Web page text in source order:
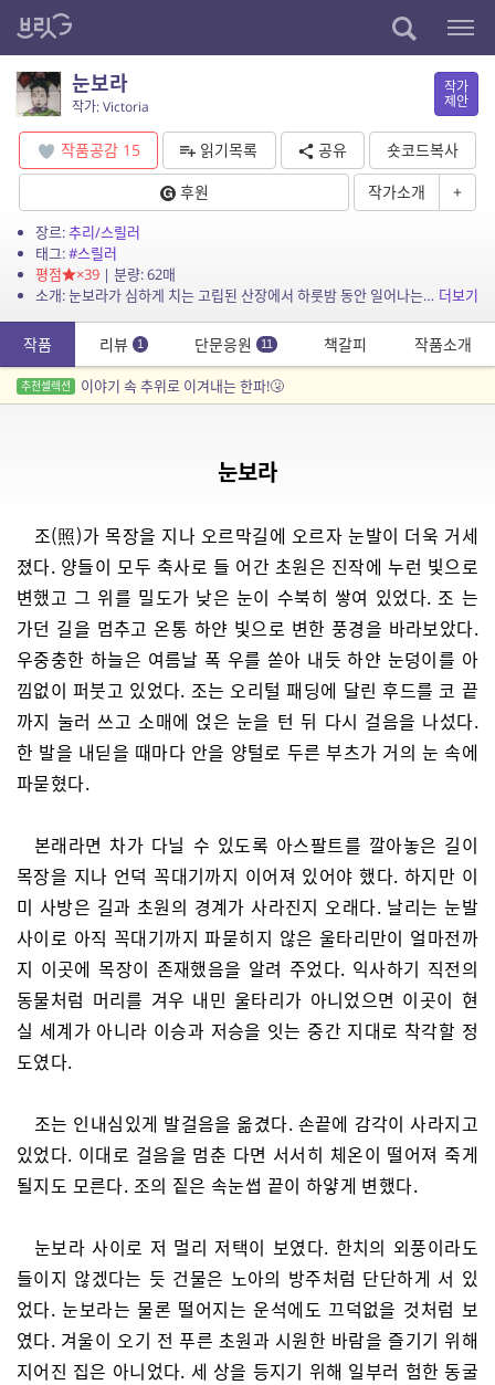
눈보라
작가: Victoria
작가
제안
작품공감 15 읽기목록 공유
숏코드복사
후원
작가소개 +
장르:추리/스릴러
태그:#스릴러
평점
×39| 분량: 62매
소개: 눈보라가 심하게 치는 고립된 산장에서 하룻밤 동안 일어나는 이야기 더보기
작품 리뷰 1 단문응원 11 책갈피 작품소개
추천셀렉션 이야기 속 추위로 이겨내는 한파!🤧
눈보라
조(照)가 목장을 지나 오르막길에 오르자 눈발이 더욱 거세
졌다. 양들이 모두 축사로 들 어간 초원은 진작에 누런 빛으로
변했고 그 위를 밀도가 낮은 눈이 수북히 쌓여 있었다. 조 는
가던 길을 멈추고 온통 하얀 빛으로 변한 풍경을 바라보았다.
우중충한 하늘은 여름날 폭 우를 쏟아 내듯 하얀 눈덩이를 아
낌없이 퍼붓고 있었다. 조는 오리털 패딩에 달린 후드를 코 끝
까지 눌러 쓰고 소매에 얹은 눈을 턴 뒤 다시 걸음을 나섰다.
한 발을 내딛을 때마다 안을 양털로 두른 부츠가 거의 눈 속에
파묻혔다.
본래라면 차가 다닐 수 있도록 아스팔트를 깔아놓은 길이
목장을 지나 언덕 꼭대기까지 이어져 있어야 했다. 하지만 이
미 사방은 길과 초원의 경계가 사라진지 오래다. 날리는 눈발
사이로 아직 꼭대기까지 파묻히지 않은 울타리만이 얼마전까
지 이곳에 목장이 존재했음을 알려 주었다. 익사하기 직전의
동물처럼 머리를 겨우 내민 울타리가 아니었으면 이곳이 현
실 세계가 아니라 이승과 저승을 잇는 중간 지대로 착각할 정
도였다.
조는 인내심있게 발걸음을 옮겼다. 손끝에 감각이 사라지고
있었다. 이대로 걸음을 멈춘 다면 서서히 체온이 떨어져 죽게
될지도 모른다. 조의 짙은 속눈썹 끝이 하얗게 변했다.
눈보라 사이로 저 멀리 저택이 보였다. 한치의 외풍이라도
들이지 않겠다는 듯 건물은 노아의 방주처럼 단단하게 서 있
었다. 눈보라는 물론 떨어지는 운석에도 끄덕없을 것처럼 보
였다. 겨울이 오기 전 푸른 초원과 시원한 바람을 즐기기 위해
지어진 집은 아니었다. 세 상을 등지기 위해 일부러 험한 동굴